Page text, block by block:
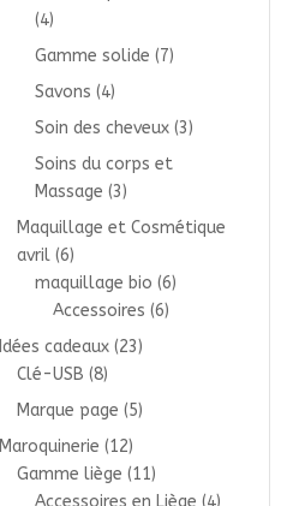
(4)
Gamme solide (7)
Savons (4)
Soin des cheveux (3)
Soins du corps et
Massage (3)
Maquillage et Cosmétique
avril (6)
maquillage bio (6)
Accessoires (6)
Idées cadeaux (23)
Clé-USB (8)
Marque page (5)
Maroquinerie (12)
Gamme liège (11)
Accessoires en Liège (4)